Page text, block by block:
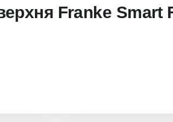
Franke Smart